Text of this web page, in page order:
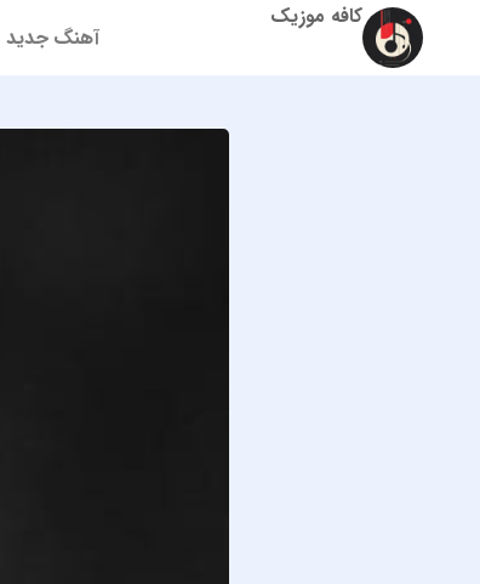
کافه موزیک
آهنگ جدید